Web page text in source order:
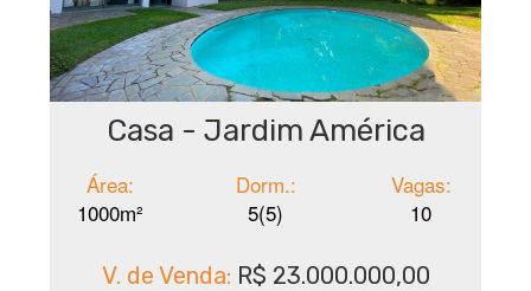
Casa - Jardim América
Área:
1000m²
Dorm.:
5(5)
Vagas:
10
V. de Venda: R$ 23.000.000,00